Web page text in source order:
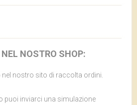
NOSTRO SHOP:
nel nostro sito di raccolta ordini.
puoi inviarci una simulazione